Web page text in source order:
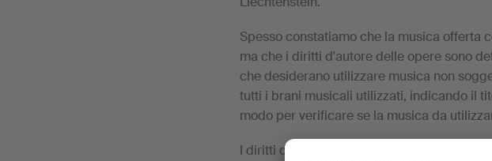
Spesso constatiamo che la musica offerta
ma che i diritti d'autore delle opere sono
che desiderano utilizzare musica non
tutti i brani musicali utilizzati, indicando il
modo per verificare se la musica da
I diritti di protezione affini di